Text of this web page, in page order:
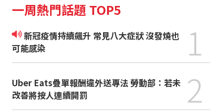
一周熱門話題 TOP5
新冠疫情持續飆升 常見八大症狀 沒發燒也
可能感染
1
Uber Eats疊單報酬違外送專法 勞動部：若未
改善將按人連續開罰
2